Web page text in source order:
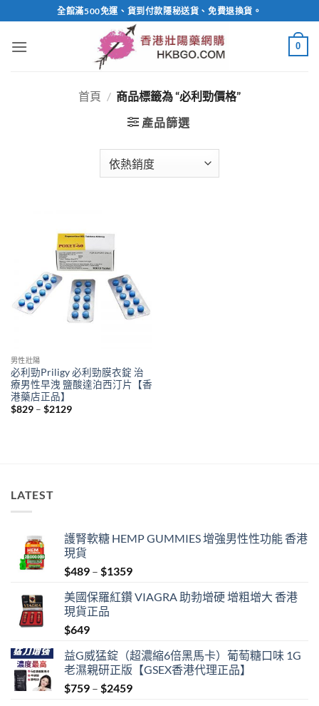
to
content
全館滿500免運、貨到付款隱秘送貨、免費退換貨。
0
首頁 / 商品標籤為 “必利勁價格”
產品篩選
男性壯陽
必利勁Priligy 必利勁膜衣錠 治
療男性早洩 鹽酸達泊西汀片【香
港藥店正品】
$829 – $2129Price
LATEST
護腎軟糖 HEMP GUMMIES 增強男性性功能 香港
現貨
$489 – $1359Price
$489
美國保羅紅鑽 VIAGRA 助勃增硬 增粗增大 香港
現貨正品
$649
益G威猛錠（超濃縮6倍黑馬卡）葡萄糖口味 1G
老濕親研正版【GSEX香港代理正品】
$759 – $2459Price